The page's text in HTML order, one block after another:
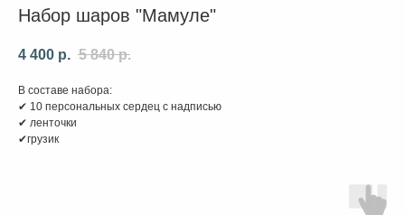
Набор шаров "Мамуле"
4 400 р. 5 840 р.
В составе набора:
✔ 10 персональных сердец с надписью
✔ ленточки
✔грузик